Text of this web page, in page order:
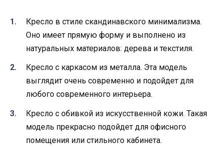
Кресло в стиле скандинавского минимализма.
Оно имеет прямую форму и выполнено из
натуральных материалов: дерева и текстиля.
Кресло с каркасом из металла. Эта модель
выглядит очень современно и подойдет для
любого современного интерьера.
Кресло с обивкой из искусственной кожи. Такая
модель прекрасно подойдет для офисного
помещения или стильного кабинета.